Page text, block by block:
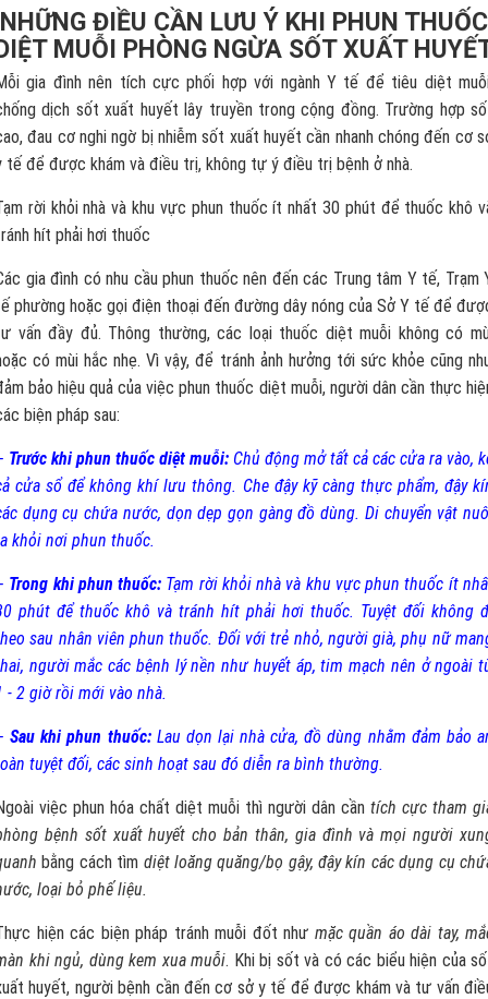
NHỮNG ĐIỀU CẦN LƯU Ý KHI PHUN THUỐC
MUỖI PHÒNG NGỪA SỐT XUẤT
gia đình nên tích cực phối hợp với ngành Y tế để tiêu diệt
dịch sốt xuất huyết lây truyền trong cộng đồng. Trường hợp
đau cơ nghi ngờ bị nhiễm sốt xuất huyết cần nhanh chóng đến cơ
tế để được khám và điều trị, không tự ý điều trị bệnh ở nhà.
rời khỏi nhà và khu vực phun thuốc ít nhất 30 phút để thuốc khô
hít phải hơi thuốc
gia đình có nhu cầu phun thuốc nên đến các Trung tâm Y tế, Trạm
phường hoặc gọi điện thoại đến đường dây nóng của Sở Y tế để
vấn đầy đủ. Thông thường, các loại thuốc diệt muỗi không có
có mùi hắc nhẹ. Vì vậy, để tránh ảnh hưởng tới sức khỏe cũng
bảo hiệu quả của việc phun thuốc diệt muỗi, người dân cần thực
biện pháp sau:
Trước khi phun thuốc diệt muỗi: Chủ động mở tất cả các cửa ra vào,
cửa sổ để không khí lưu thông. Che đậy kỹ càng thực phẩm, đậy
dụng cụ chứa nước, dọn dẹp gọn gàng đồ dùng. Di chuyển vật
khỏi nơi phun thuốc.
Trong khi phun thuốc: Tạm rời khỏi nhà và khu vực phun thuốc ít
phút để thuốc khô và tránh hít phải hơi thuốc. Tuyệt đối không
sau nhân viên phun thuốc. Đối với trẻ nhỏ, người già, phụ nữ
người mắc các bệnh lý nền như huyết áp, tim mạch nên ở ngoài
- 2 giờ rồi mới vào nhà.
Sau khi phun thuốc:Lau dọn lại nhà cửa, đồ dùng nhằm đảm bảo
tuyệt đối, các sinh hoạt sau đó diễn ra bình thường.
việc phun hóa chất diệt muỗi thì người dân cần tích cực tham
bệnh sốt xuất huyết cho bản thân, gia đình và mọi người
bằng cách tìm diệt loăng quăng/bọ gậy, đậy kín các dụng cụ
loại bỏ phế liệu.
hiện các biện pháp tránh muỗi đốt như mặc quần áo dài tay,
khi ngủ, dùng kem xua muỗi. Khi bị sốt và có các biểu hiện của
huyết, người bệnh cần đến cơ sở y tế để được khám và tư vấn